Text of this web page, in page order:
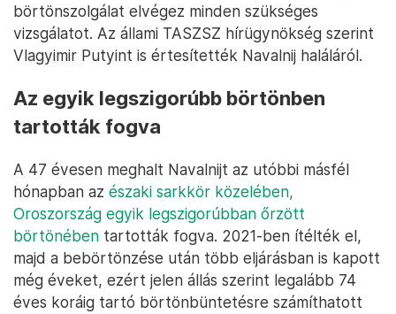
börtönszolgálat elvégez minden szükséges
vizsgálatot. Az állami TASZSZ hírügynökség szerint
Vlagyimir Putyint is értesítették Navalnij haláláról.
Az egyik legszigorúbb börtönben
tartották fogva
A 47 évesen meghalt Navalnijt az utóbbi másfél
hónapban az északi sarkkör közelében,
Oroszország egyik legszigorúbban őrzött
börtönében tartották fogva. 2021-ben ítélték el,
majd a bebörtönzése után több eljárásban is kapott
még éveket, ezért jelen állás szerint legalább 74
éves koráig tartó börtönbüntetésre számíthatott